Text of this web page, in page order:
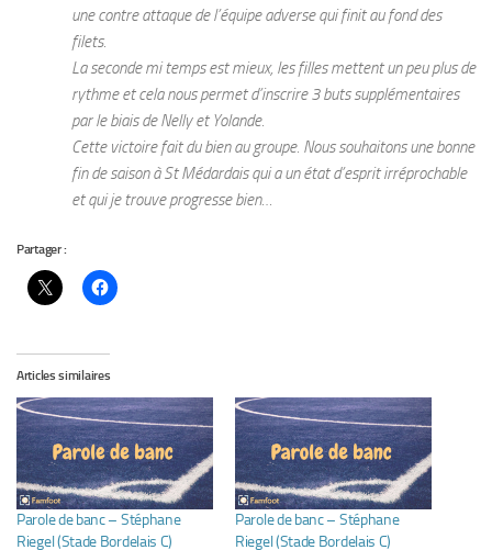
une contre attaque de l’équipe adverse qui finit au fond des
filets.
La seconde mi temps est mieux, les filles mettent un peu plus de
rythme et cela nous permet d’inscrire 3 buts supplémentaires
par le biais de Nelly et Yolande.
Cette victoire fait du bien au groupe. Nous souhaitons une bonne
fin de saison à St Médardais qui a un état d’esprit irréprochable
et qui je trouve progresse bien…
Partager :
Articles similaires
Parole de banc – Stéphane
Riegel (Stade Bordelais C)
Parole de banc – Stéphane
Riegel (Stade Bordelais C)